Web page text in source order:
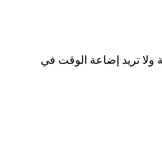
ولا تريد إضاعة الوقت في